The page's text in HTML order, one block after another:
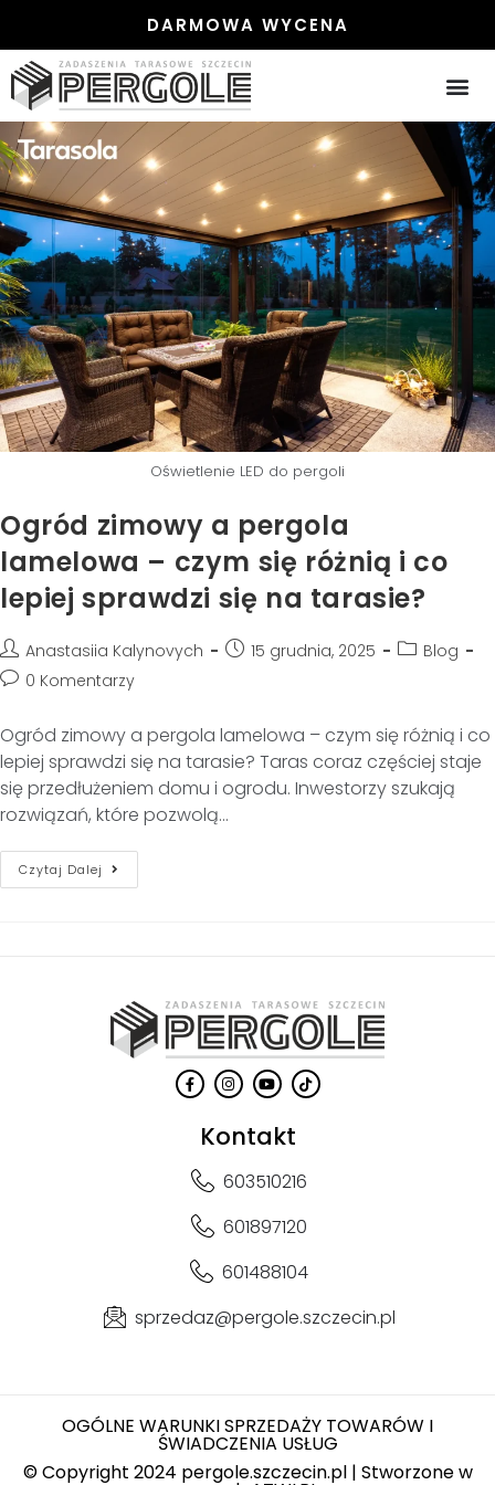
DARMOWA WYCENA
Oświetlenie LED do pergoli
Ogród zimowy a pergola
lamelowa – czym się różnią i co
lepiej sprawdzi się na tarasie?
Anastasiia Kalynovych 15 grudnia, 2025
Blog
0 Komentarzy
Ogród zimowy a pergola lamelowa – czym się różnią i co
lepiej sprawdzi się na tarasie? Taras coraz częściej staje
się przedłużeniem domu i ogrodu. Inwestorzy szukają
rozwiązań, które pozwolą…
Czytaj Dalej
Kontakt
603510216
601897120
601488104
sprzedaz@pergole.szczecin.pl
© Copyright 2024 pergole.szczecin.pl | Stworzone w
OGÓLNE WARUNKI SPRZEDAŻY TOWARÓW I
ŚWIADCZENIA USŁUG